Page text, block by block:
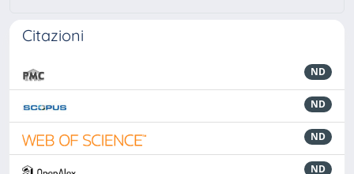
Citazioni
ND
ND
ND
ND